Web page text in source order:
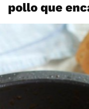
pollo que